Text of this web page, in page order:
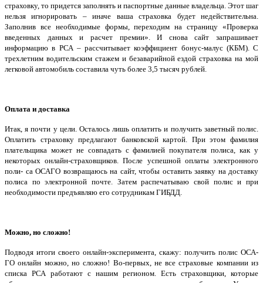
страховку, то придется заполнять и паспортные данные владельца. Этот шаг
нельзя игнорировать – иначе ваша страховка будет недействительна.
Заполнив все необходимые формы, переходим на страницу «Проверка
введенных данных и расчет премии». И снова сайт запрашивает
информацию в РСА – рассчитывает коэффициент бонус-малус (КБМ). С
трехлетним водительским стажем и безаварийной ездой страховка на мой
легковой автомобиль составила чуть более 3,5 тысяч рублей.
Оплата и доставка
Итак, я почти у цели. Осталось лишь оплатить и получить заветный полис.
Оплатить страховку предлагают банковской картой. При этом фамилия
плательщика может не совпадать с фамилией покупателя полиса, как у
некоторых онлайн-страховщиков. После успешной оплаты электронного
поли- са ОСАГО возвращаюсь на сайт, чтобы оставить заявку на доставку
полиса по электронной почте. Затем распечатываю свой полис и при
необходимости предъявляю его сотрудникам ГИБДД.
Можно, но сложно!
Подводя итоги своего онлайн-эксперимента, скажу: получить полис ОСА-
ГО онлайн можно, но сложно! Во-первых, не все страховые компании из
списка РСА работают с нашим регионом. Есть страховщики, которые